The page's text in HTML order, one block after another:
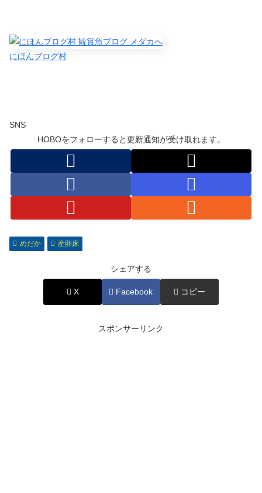
にほんブログ村
SNS
HOBOをフォローすると更新通知が受け取れます。
めだか 産卵床
シェアする
X Facebook コピー
スポンサーリンク